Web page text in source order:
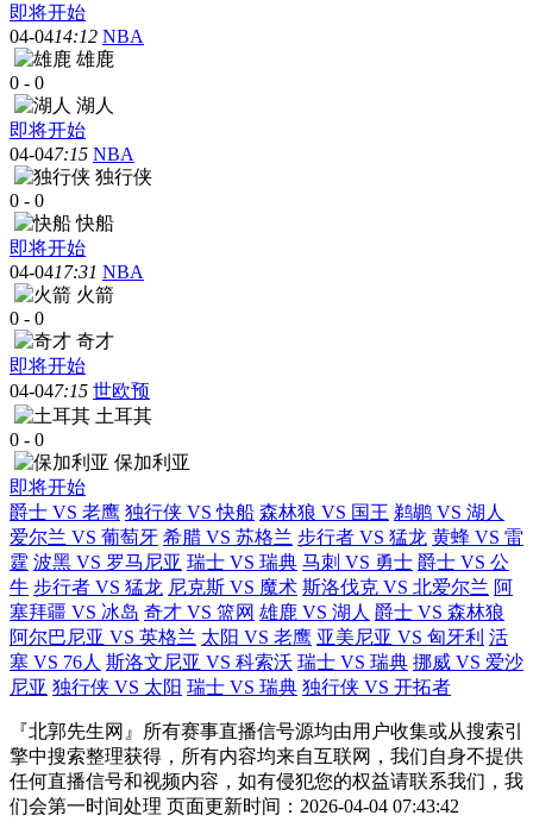
即将开始
04-0414:12 NBA
雄鹿
0 - 0
湖人
即将开始
04-047:15 NBA
独行侠
0 - 0
快船
即将开始
04-0417:31 NBA
火箭
0 - 0
奇才
即将开始
04-047:15 世欧预
土耳其
0 - 0
保加利亚
即将开始
爵士 VS 老鹰 独行侠 VS 快船 森林狼 VS 国王 鹈鹕 VS 湖人
爱尔兰 VS 葡萄牙 希腊 VS 苏格兰 步行者 VS 猛龙 黄蜂 VS 雷
霆 波黑 VS 罗马尼亚 瑞士 VS 瑞典 马刺 VS 勇士 爵士 VS 公
牛 步行者 VS 猛龙 尼克斯 VS 魔术 斯洛伐克 VS 北爱尔兰 阿
塞拜疆 VS 冰岛 奇才 VS 篮网 雄鹿 VS 湖人 爵士 VS 森林狼
阿尔巴尼亚 VS 英格兰 太阳 VS 老鹰 亚美尼亚 VS 匈牙利 活
塞 VS 76人 斯洛文尼亚 VS 科索沃 瑞士 VS 瑞典 挪威 VS 爱沙
尼亚 独行侠 VS 太阳 瑞士 VS 瑞典 独行侠 VS 开拓者
『北郭先生网』所有赛事直播信号源均由用户收集或从搜索引
擎中搜索整理获得，所有内容均来自互联网，我们自身不提供
任何直播信号和视频内容，如有侵犯您的权益请联系我们，我
们会第一时间处理 页面更新时间：2026-04-04 07:43:42